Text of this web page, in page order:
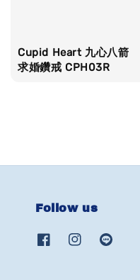
Cupid Heart 九心八箭
求婚鑽戒 CPH03R
Follow us